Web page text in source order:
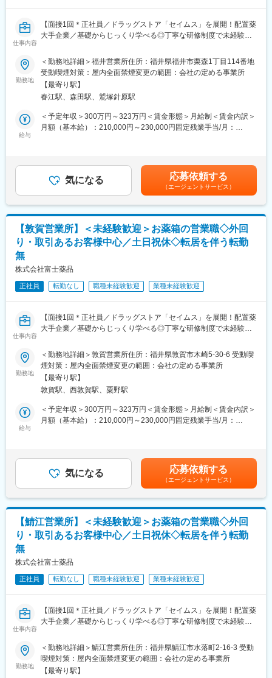
じてスムーズに成長しています。
製造部は男性169名、女性113名と規模が大きく、20代・30代の
若手からベテランまで幅広い世代が活躍中。
女性の在籍数も多く、性別問わず働きやすい職場環境です。
年1回のキャリア面談を通じて希望を聞く制度があり、製造チー
フ・リーダーへの昇格はもちろん、品質管理・生産管理・品質保
■勤務形態（2交替・3交替について）
基本は 2交替勤務が中心ですが、配属工程によって勤務形態が異
なります。
●2交替勤務
早番 → 遅番を2週間ずつのサイクルで回します。
（例）2週間早番 → 2週間遅番
●3交替勤務
シフトは 1か月前に決定することが多く、予定が立てやすい のも
特徴です。
変更の範囲：会社の定める業務
仕事内容
【面接1回＊正社員／ドラッグストア「セイムス」を展開！配置薬
大手企業／基礎からじっくり学べる◎丁寧な研修制度で未経験の
■職務内容：
担当エリアのお客様（個人宅や企業）へ訪問し、配置薬（お薬
箱）や健康食品の提案をお任せします。
※既に、取引のあるお客様先を訪問するスタイルです。
＜仕事の流れ＞
へ訪問をします。
・健康相談、新商品・サービスのご提案 など
※一部、新たに配置薬を置いていただくお客様への訪問がありま
└配置薬は無料でおけるので、お客様も抵抗なく置いてくれる製
を身につけます。
・入社2週間～1カ月 ： 先輩社員に同行し、仕事の流れを学びま
キルを習得します。
・入社1カ月以降 ： 慣れてきたら独り立ち。既存のお客様をメイ
ンに訪問します。
★困ったら先輩社員に相談しやすい雰囲気です！
＜専門資格を取得できる＞
・入社後は、医薬品販売の専門知識を身につけるために、登録販
・資格取得後は、資格手当として給与にも反映されます。
・基本土日祝休み／年3回の大型連休あり
・残業20h以内
・スケジュールに合わせて直行直帰可
・転居を伴う転勤はありません
・最近、健康のことで困っていることがないかなど、親身にお話
を聞くことで、お客様と信頼関係を築き、お客様の健康管理に貢
献することができます。
・「この薬すごく効き目があって良かったよ。」「こないだのリ
ンゴ酢美味しかった！ちょうどまた買おうと思ってたの。来てく
れてありがとう。」など、「ありがとう」という言葉が一番のや
りがいです。
変更の範囲：会社の定める業務
勤務地
＜勤務地詳細＞福井営業所住所：福井県福井市栗森1丁目114番地
受動喫煙対策：屋内全面禁煙変更の範囲：会社の定める事業所
【最寄り駅】
春江駅、森田駅、鷲塚針原駅
給与
＜予定年収＞300万円～323万円＜賃金形態＞月給制＜賃金内訳＞
月額（基本給）：210,000円～230,000円固定残業手当/月：
年収は当社規定に基づき、年齢や経験に応じて決定します。・昇
給：年1回（4月）＜モデル給与＞※入社3年目平均基本給＋各種手
当＋業績連動給→総支給月額344,141円※業績連動給：月の予算達
成や売り上げに対して支払われます賃金はあくまでも目安の金額
であり、選考を通じて上下する可能性があります。月給(月額)は固
定手当を含めた表記です。
気になる 応募依頼する
（エージェントサービス）
【敦賀営業所】＜未経験歓迎＞お薬箱の営業職◇外回
り・取引あるお客様中心／土日祝休◇転居を伴う転勤
無
株式会社富士薬品
正社員 転勤なし 職種未経験歓迎 業種未経験歓迎
仕事内容
【面接1回＊正社員／ドラッグストア「セイムス」を展開！配置薬
大手企業／基礎からじっくり学べる◎丁寧な研修制度で未経験の
■職務内容：
担当エリアのお客様（個人宅や企業）へ訪問し、配置薬（お薬
箱）や健康食品の提案をお任せします。
※既に、取引のあるお客様先を訪問するスタイルです。
＜仕事の流れ＞
へ訪問をします。
・健康相談、新商品・サービスのご提案 など
※一部、新たに配置薬を置いていただくお客様への訪問がありま
└配置薬は無料でおけるので、お客様も抵抗なく置いてくれる製
を身につけます。
・入社2週間～1カ月 ： 先輩社員に同行し、仕事の流れを学びま
キルを習得します。
・入社1カ月以降 ： 慣れてきたら独り立ち。既存のお客様をメイ
ンに訪問します。
勤務地
＜勤務地詳細＞敦賀営業所住所：福井県敦賀市木崎5-30-6 受動喫
煙対策：屋内全面禁煙変更の範囲：会社の定める事業所
【最寄り駅】
敦賀駅、西敦賀駅、粟野駅
給与
＜予定年収＞300万円～323万円＜賃金形態＞月給制＜賃金内訳＞
月額（基本給）：210,000円～230,000円固定残業手当/月：
年収は当社規定に基づき、年齢や経験に応じて決定します。・昇
給：年1回（4月）＜モデル給与＞※入社3年目平均基本給＋各種手
当＋業績連動給→総支給月額344,141円※業績連動給：月の予算達
成や売り上げに対して支払われます賃金はあくまでも目安の金額
であり、選考を通じて上下する可能性があります。月給(月額)は固
定手当を含めた表記です。
気になる 応募依頼する
（エージェントサービス）
【鯖江営業所】＜未経験歓迎＞お薬箱の営業職◇外回
り・取引あるお客様中心／土日祝休◇転居を伴う転勤
無
株式会社富士薬品
正社員 転勤なし 職種未経験歓迎 業種未経験歓迎
仕事内容
【面接1回＊正社員／ドラッグストア「セイムス」を展開！配置薬
大手企業／基礎からじっくり学べる◎丁寧な研修制度で未経験の
■職務内容：
担当エリアのお客様（個人宅や企業）へ訪問し、配置薬（お薬
箱）や健康食品の提案をお任せします。
勤務地
＜勤務地詳細＞鯖江営業所住所：福井県鯖江市水落町2-16-3 受動
喫煙対策：屋内全面禁煙変更の範囲：会社の定める事業所
【最寄り駅】